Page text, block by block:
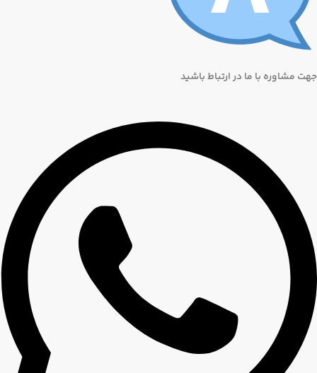
جهت مشاوره با ما در ارتباط باشید